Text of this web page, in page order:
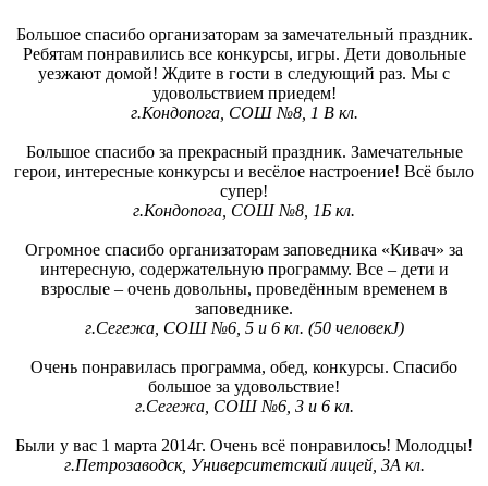
Большое спасибо организаторам за замечательный праздник.
Ребятам понравились все конкурсы, игры. Дети довольные
уезжают домой! Ждите в гости в следующий раз. Мы с
удовольствием приедем!
г.Кондопога, СОШ №8, 1 В кл.
Большое спасибо за прекрасный праздник. Замечательные
герои, интересные конкурсы и весёлое настроение! Всё было
супер!
г.Кондопога, СОШ №8, 1Б кл.
Огромное спасибо организаторам заповедника «Кивач» за
интересную, содержательную программу. Все – дети и
взрослые – очень довольны, проведённым временем в
заповеднике.
г.Сегежа, СОШ №6, 5 и 6 кл. (50 человекJ)
Очень понравилась программа, обед, конкурсы. Спасибо
большое за удовольствие!
г.Сегежа, СОШ №6, 3 и 6 кл.
Были у вас 1 марта 2014г. Очень всё понравилось! Молодцы!
г.Петрозаводск, Университетский лицей, 3А кл.